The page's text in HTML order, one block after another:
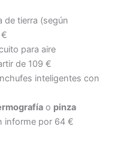
de tierra (según
para aire
de 109 €
inteligentes con
o pinza
informe por 64 €